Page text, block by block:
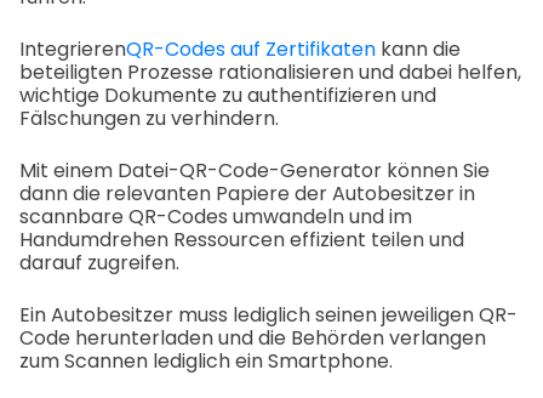
IntegrierenQR-Codes auf Zertifikaten kann die
beteiligten Prozesse rationalisieren und dabei helfen,
wichtige Dokumente zu authentifizieren und
Fälschungen zu verhindern.
Mit einem Datei-QR-Code-Generator können Sie
dann die relevanten Papiere der Autobesitzer in
scannbare QR-Codes umwandeln und im
Handumdrehen Ressourcen effizient teilen und
darauf zugreifen.
Ein Autobesitzer muss lediglich seinen jeweiligen QR-
Code herunterladen und die Behörden verlangen
zum Scannen lediglich ein Smartphone.